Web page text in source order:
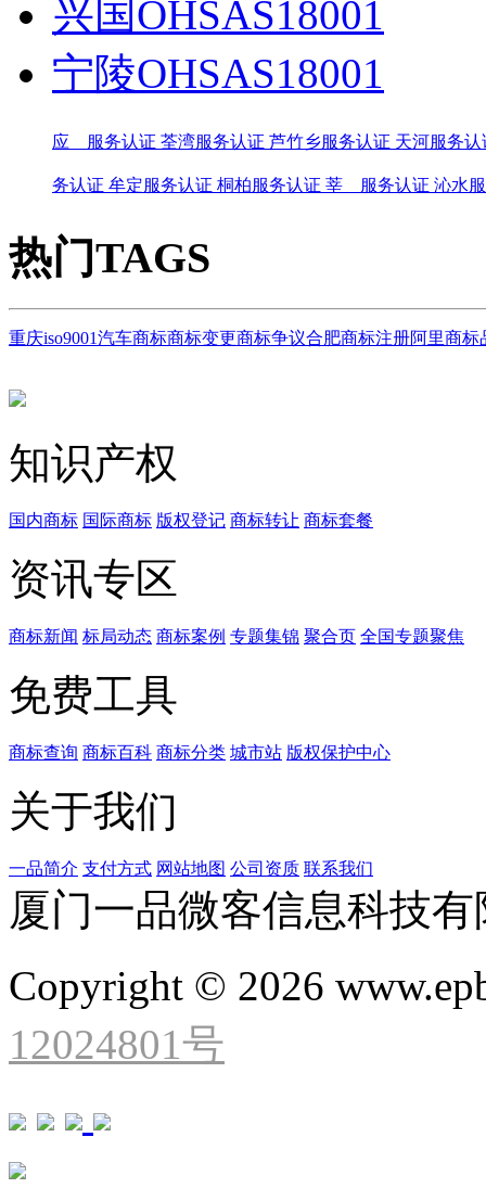
兴国OHSAS18001
宁陵OHSAS18001
应 服务认证 荃湾服务认证 芦竹乡服务认证 天河服务认
务认证 牟定服务认证 桐柏服务认证 莘 服务认证 沁水
热门TAGS
重庆iso9001汽车商标商标变更商标争议合肥商标注册阿里商标
知识产权
国内商标 国际商标 版权登记 商标转让 商标套餐
资讯专区
商标新闻 标局动态 商标案例 专题集锦 聚合页 全国专题聚焦
免费工具
商标查询 商标百科 商标分类 城市站 版权保护中心
关于我们
一品简介 支付方式 网站地图 公司资质 联系我们
厦门一品微客信息科技
Copyright © 2026
12024801号